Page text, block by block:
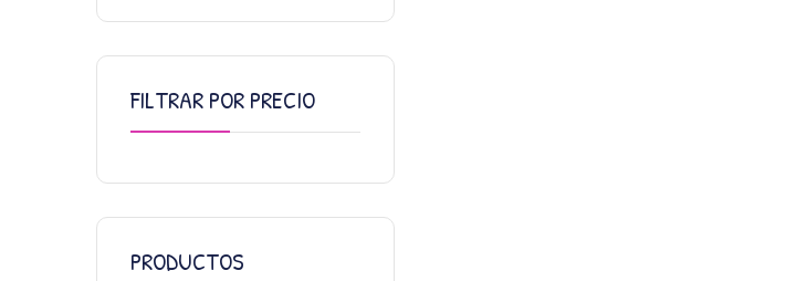
FILTRAR POR PRECIO
PRODUCTOS